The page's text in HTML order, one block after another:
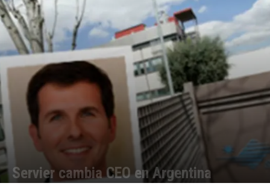
Servier cambia CEO en Argentina